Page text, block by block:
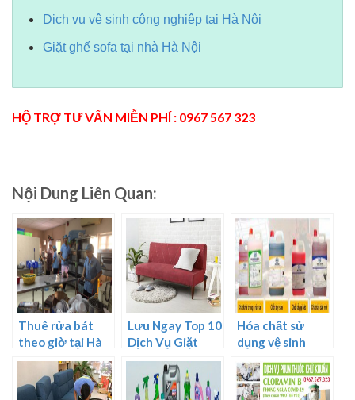
Dịch vụ vệ sinh công nghiệp tại Hà Nội
Giặt ghế sofa tại nhà Hà Nội
HỘ TRỢ TƯ VẤN MIỄN PHÍ : 0967 567 323
Nội Dung Liên Quan:
Thuê rửa bát
theo giờ tại Hà
Nội
Lưu Ngay Top 10
Dịch Vụ Giặt
Ghế Sofa Tại
TPHCM Giá Rẻ,
Uy Tín
Hóa chất sử
dụng vệ sinh
công nghiệp